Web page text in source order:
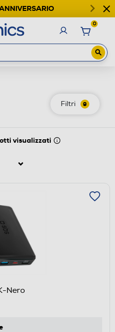
0
Filtri 9
visualizzati
Nero